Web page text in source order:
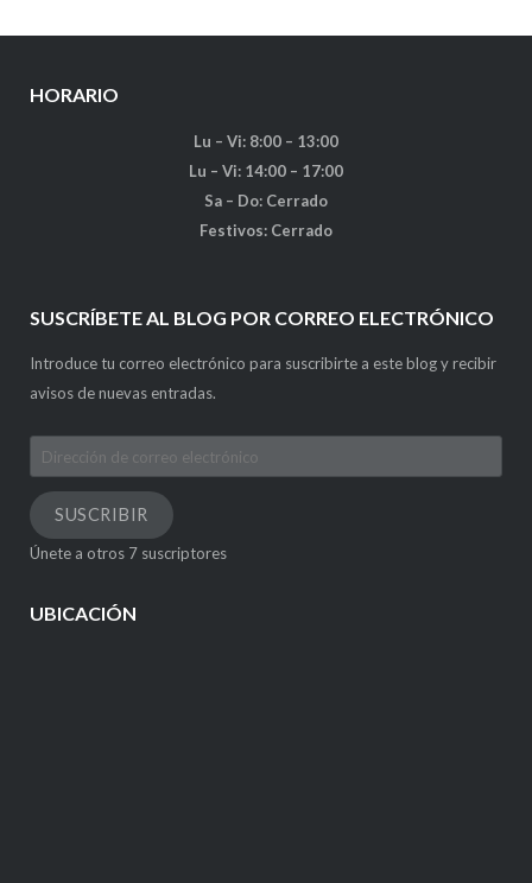
HORARIO
Lu – Vi: 8:00 – 13:00
Lu – Vi: 14:00 – 17:00
Sa – Do: Cerrado
Festivos: Cerrado
SUSCRÍBETE AL BLOG POR CORREO ELECTRÓNICO
Introduce tu correo electrónico para suscribirte a este blog y recibir
avisos de nuevas entradas.
Dirección
de
correo
electrónico
SUSCRIBIR
Únete a otros 7 suscriptores
UBICACIÓN